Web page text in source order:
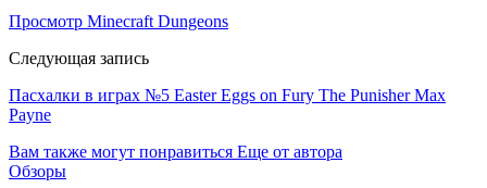
Просмотр Minecraft Dungeons
Следующая запись
Пасхалки в играх №5 Easter Eggs on Fury The Punisher Max
Payne
Вам также могут понравиться Еще от автора
Обзоры